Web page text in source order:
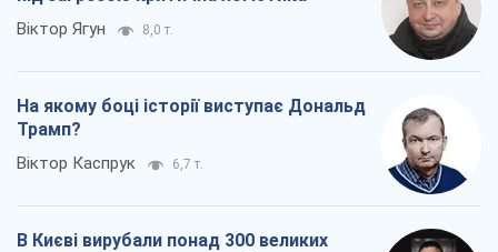
Віктор Ягун 8,0 т.
На якому боці історії виступає Дональд
Трамп?
Віктор Каспрук 6,7 т.
В Києві вирубали понад 300 великих